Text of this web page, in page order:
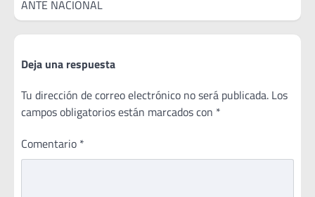
ANTE NACIONAL
Deja una respuesta
Tu dirección de correo electrónico no será publicada. Los
campos obligatorios están marcados con *
Comentario *